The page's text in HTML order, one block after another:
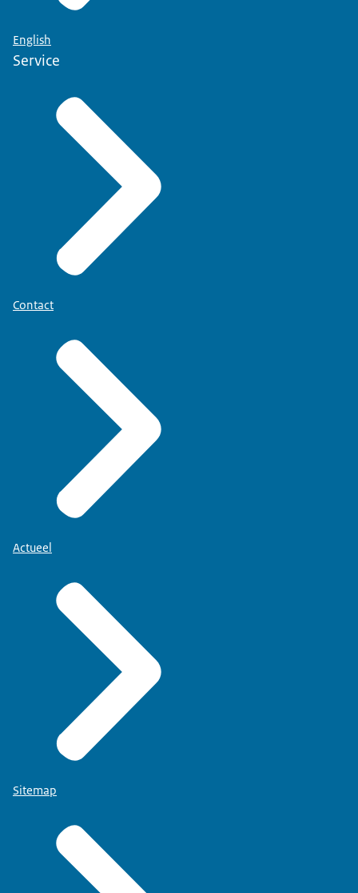
English
Service
Contact
Actueel
Sitemap